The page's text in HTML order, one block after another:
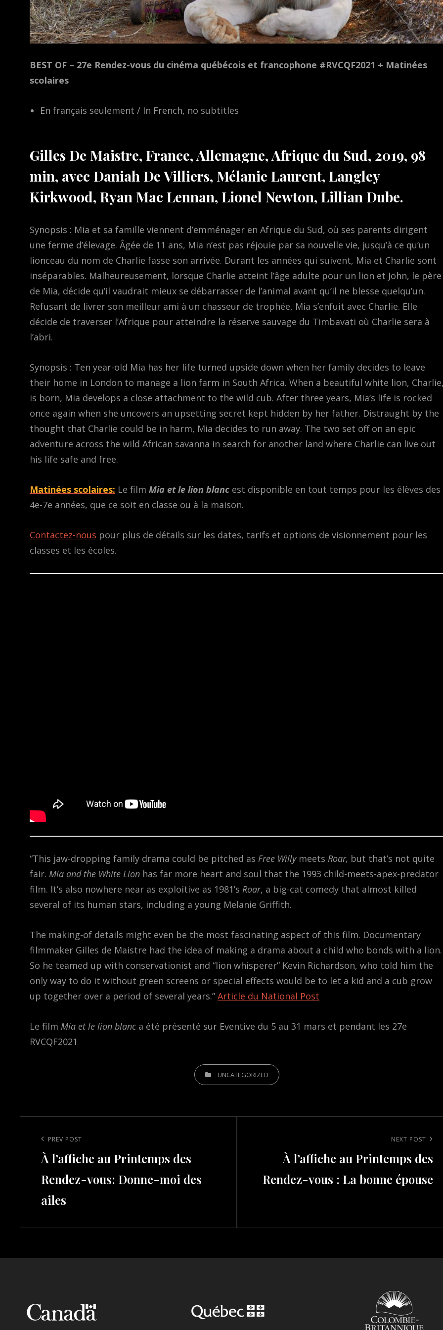
BEST OF – 27e Rendez-vous du cinéma québécois et francophone #RVCQF2021 + Matinées
scolaires
En français seulement / In French, no subtitles
Gilles De Maistre, France, Allemagne, Afrique du Sud, 2019, 98
min, avec Daniah De Villiers, Mélanie Laurent, Langley
Kirkwood, Ryan Mac Lennan, Lionel Newton, Lillian Dube.
Synopsis : Mia et sa famille viennent d’emménager en Afrique du Sud, où ses parents dirigent
une ferme d’élevage. Âgée de 11 ans, Mia n’est pas réjouie par sa nouvelle vie, jusqu’à ce qu’un
lionceau du nom de Charlie fasse son arrivée. Durant les années qui suivent, Mia et Charlie sont
inséparables. Malheureusement, lorsque Charlie atteint l’âge adulte pour un lion et John, le père
de Mia, décide qu’il vaudrait mieux se débarrasser de l’animal avant qu’il ne blesse quelqu’un.
Refusant de livrer son meilleur ami à un chasseur de trophée, Mia s’enfuit avec Charlie. Elle
décide de traverser l’Afrique pour atteindre la réserve sauvage du Timbavati où Charlie sera à
l’abri.
Synopsis : Ten year-old Mia has her life turned upside down when her family decides to leave
their home in London to manage a lion farm in South Africa. When a beautiful white lion,
is born, Mia develops a close attachment to the wild cub. After three years, Mia’s life is rocked
once again when she uncovers an upsetting secret kept hidden by her father. Distraught by the
thought that Charlie could be in harm, Mia decides to run away. The two set off on an epic
adventure across the wild African savanna in search for another land where Charlie can live out
his life safe and free.
Matinées scolaires: Le film Mia et le lion blanc est disponible en tout temps pour les élèves des
4e-7e années, que ce soit en classe ou à la maison.
Contactez-nous pour plus de détails sur les dates, tarifs et options de visionnement pour les
classes et les écoles.
“This jaw-dropping family drama could be pitched as Free Willy meets Roar, but that’s not quite
fair. Mia and the White Lion has far more heart and soul that the 1993 child-meets-apex-predator
film. It’s also nowhere near as exploitive as 1981’s Roar, a big-cat comedy that almost killed
several of its human stars, including a young Melanie Griffith.
The making-of details might even be the most fascinating aspect of this film. Documentary
filmmaker Gilles de Maistre had the idea of making a drama about a child who bonds with a lion.
So he teamed up with conservationist and “lion whisperer” Kevin Richardson, who told him the
only way to do it without green screens or special effects would be to let a kid and a cub grow
up together over a period of several years.” Article du National Post
Le film Mia et le lion blanc a été présenté sur Eventive du 5 au 31 mars et pendant les 27e
RVCQF2021
CATEGORIESUNCATEGORIZED
navigation
Previous
Post
PREV POST
À l’affiche au Printemps des
Rendez-vous: Donne-moi des
ailes
NEXT POST
À l’affiche au Printemps des
Rendez-vous : La bonne épouse